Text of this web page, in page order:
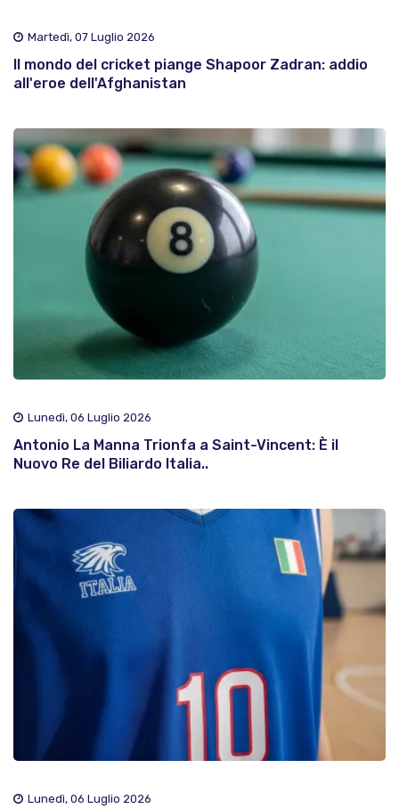
Martedì, 07 Luglio 2026
Il mondo del cricket piange Shapoor Zadran: addio
all'eroe dell'Afghanistan
Lunedì, 06 Luglio 2026
Antonio La Manna Trionfa a Saint-Vincent: È il
Nuovo Re del Biliardo Italia..
Lunedì, 06 Luglio 2026